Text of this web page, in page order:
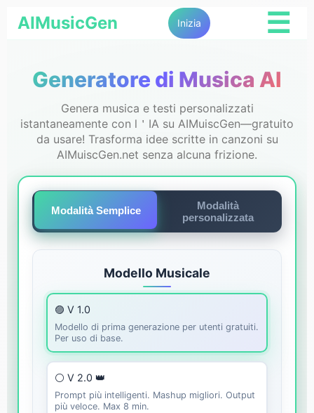
AIMusicGen Inizia ☰
Generatore di Musica AI
Genera musica e testi personalizzati
istantaneamente con l＇IA su AIMuiscGen—gratuito
da usare! Trasforma idee scritte in canzoni su
AIMuiscGen.net senza alcuna frizione.
Modalità Semplice
Modalità
personalizzata
Modello Musicale
🟣 V 1.0
Modello di prima generazione per utenti gratuiti.
Per uso di base.
⚪ V 2.0 👑
Prompt più intelligenti. Mashup migliori. Output
più veloce. Max 8 min.